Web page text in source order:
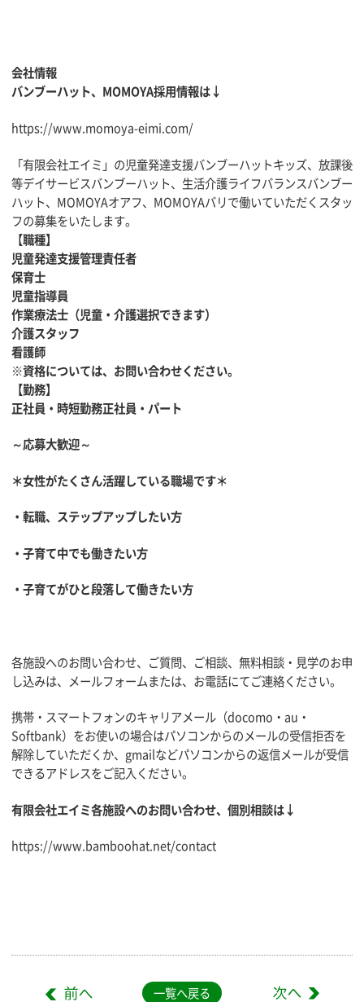
会社情報
バンブーハット、MOMOYA採用情報は↓
https://www.momoya-eimi.com/
「有限会社エイミ」の児童発達支援バンブーハットキッズ、放課後
等デイサービスバンブーハット、生活介護ライフバランスバンブー
ハット、MOMOYAオアフ、MOMOYAバリで働いていただくスタッ
フの募集をいたします。
【職種】
児童発達支援管理責任者
保育士
児童指導員
作業療法士（児童・介護選択できます）
介護スタッフ
看護師
※資格については、お問い合わせください。
【勤務】
正社員・時短勤務正社員・パート
～応募大歓迎～
＊女性がたくさん活躍している職場です＊
・転職、ステップアップしたい方
・子育て中でも働きたい方
・子育てがひと段落して働きたい方
各施設へのお問い合わせ、ご質問、ご相談、無料相談・見学のお申
し込みは、メールフォームまたは、お電話にてご連絡ください。
携帯・スマートフォンのキャリアメール（docomo・au・
Softbank）をお使いの場合はパソコンからのメールの受信拒否を
解除していただくか、gmailなどパソコンからの返信メールが受信
できるアドレスをご記入ください。
有限会社エイミ各施設へのお問い合わせ、個別相談は↓
https://www.bamboohat.net/contact
一覧へ戻る